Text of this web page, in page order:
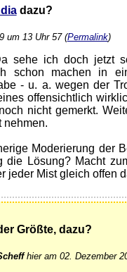
dazu?
um 13 Uhr 57 (Permalink)
sehe ich doch jetzt
schon machen in
- u. a. wegen der
offensichtlich
nicht gemerkt.
nehmen.
Moderierung der
die Lösung? Macht
jeder Mist gleich offen
Größte, dazu?
hier am 02. Dezember